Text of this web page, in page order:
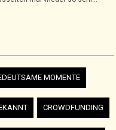
MOMENTE
CROWDFUNDING